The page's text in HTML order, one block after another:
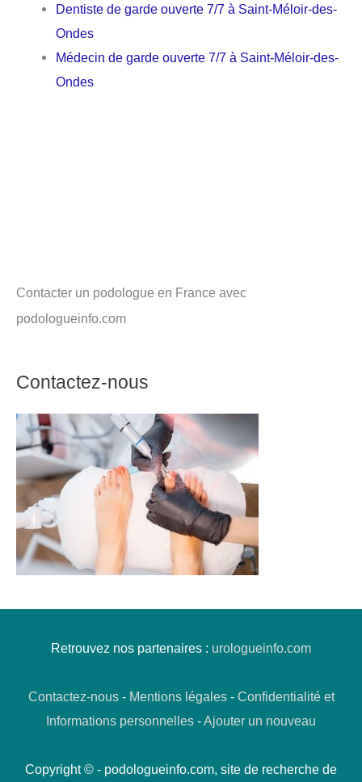
Dentiste de garde ouverte 7/7 à Saint-Méloir-des-
Ondes
Médecin de garde ouverte 7/7 à Saint-Méloir-des-
Ondes
Contacter un podologue en France avec
podologueinfo.com
Contactez-nous
Retrouvez nos partenaires : urologueinfo.com
Contactez-nous- Mentions légales- Confidentialité et
Informations personnelles -Ajouter un nouveau
Copyright © - podologueinfo.com, site de recherche de